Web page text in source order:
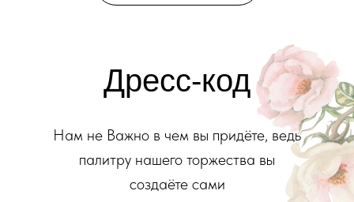
Дресс-код
Нам не Важно в чем вы придёте, ведь
палитру нашего торжества вы
создаёте сами